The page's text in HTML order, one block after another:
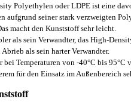
Polyethylen oder LDPE ist eine
aufgrund seiner stark verzweigten
macht den Kunststoff sehr leicht.
als sein Verwandter, das High-
als sein harter Verwandter.
Temperaturen von -40°C bis 95°C
für den Einsatz im Außenbereich